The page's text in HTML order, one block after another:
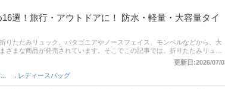
選！旅行・アウトドアに！ 防水・軽量・大容量タイ
りたたみリュック。パタゴニアやノースフェイス、モンベルなどから、大
ざまな商品が発売されています。そこでこの記事では、折りたたみリュッ
に通販サイトの最新人気ランキングもありますので、売れ筋や口コミを確
更新日:2026/07/
レディースバッグ